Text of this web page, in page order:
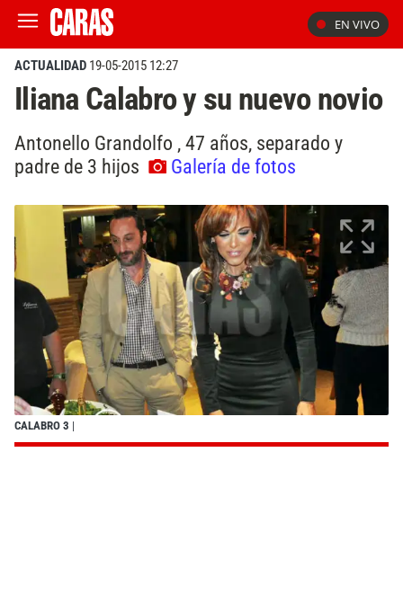
EN VIVO
ACTUALIDAD 19-05-2015 12:27
Iliana Calabro y su nuevo novio
Antonello Grandolfo , 47 años, separado y
padre de 3 hijos
Galería de fotos
CALABRO 3 |